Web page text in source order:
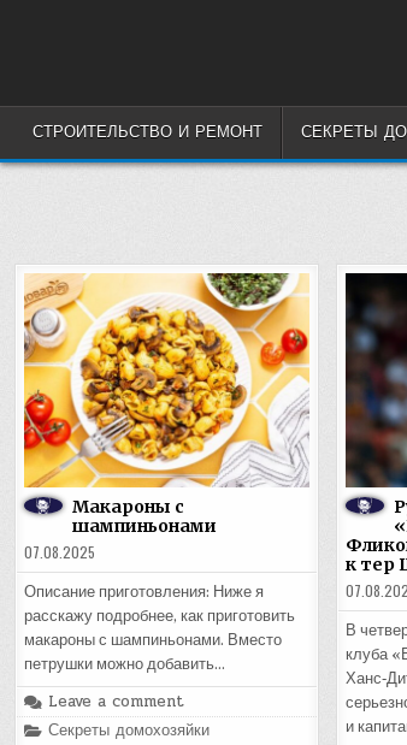
СТРОИТЕЛЬСТВО И РЕМОНТ СЕКРЕТЫ
Макароны с
шампиньонами
07.08.2025
Описание приготовления: Ниже я
расскажу подробнее, как приготовить
макароны с шампиньонами. Вместо
петрушки можно добавить…
Leave a comment
Posted
Секреты домохозяйки
к тер
В
клуба
и